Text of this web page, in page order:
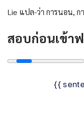
Lie แปล-ว่า การนอน, ก
สอบก่อนเข้า
{{